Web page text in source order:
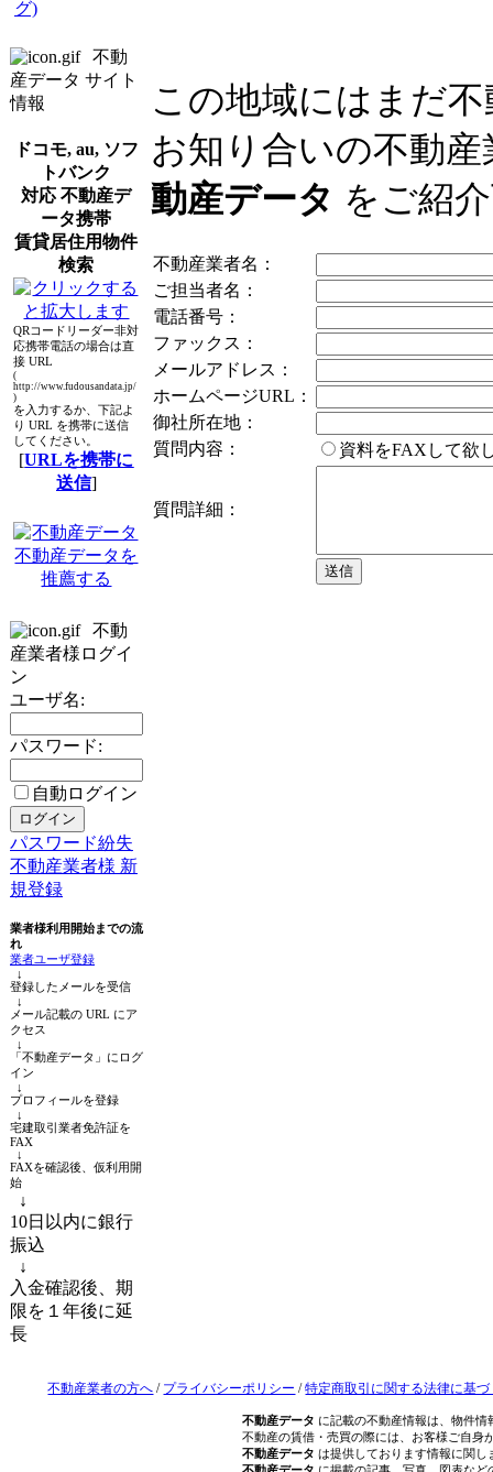
グ)
不動
産データ サイト
情報
ドコモ, au, ソフ
トバンク
対応 不動産デ
ータ携帯
賃貸居住用物件
検索
QRコードリーダー非対
応携帯電話の場合は直
接 URL
(
http://www.fudousandata.jp/
)
を入力するか、下記よ
り URL を携帯に送信
してください。
[URLを携帯に
送信]
不動産データを
推薦する
不動
産業者様ログイ
ン
ユーザ名:
パスワード:
自動ログイン
パスワード紛失
不動産業者様 新
規登録
業者様利用開始までの流
れ
業者ユーザ登録
↓
登録したメールを受信
↓
メール記載の URL にア
クセス
↓
「不動産データ」にログ
イン
↓
プロフィールを登録
↓
宅建取引業者免許証を
FAX
↓
FAXを確認後、仮利用開
始
↓
10日以内に銀行
振込
↓
入金確認後、期
限を１年後に延
長
この地域にはまだ
お知り合いの不動
動産データ をご紹
不動産業者名：
ご担当者名：
電話番号：
ファックス：
メールアドレス：
ホームページURL：
御社所在地：
質問内容：
資料をFAXして
質問詳細：
不動産業者の方へ / プライバシーポリシー /特定商取引に関する法律に基
不動産データ に記載の不動産情報は、物件
不動産の賃借・売買の際には、お客様ご自身
不動産データ は提供しております情報に関し